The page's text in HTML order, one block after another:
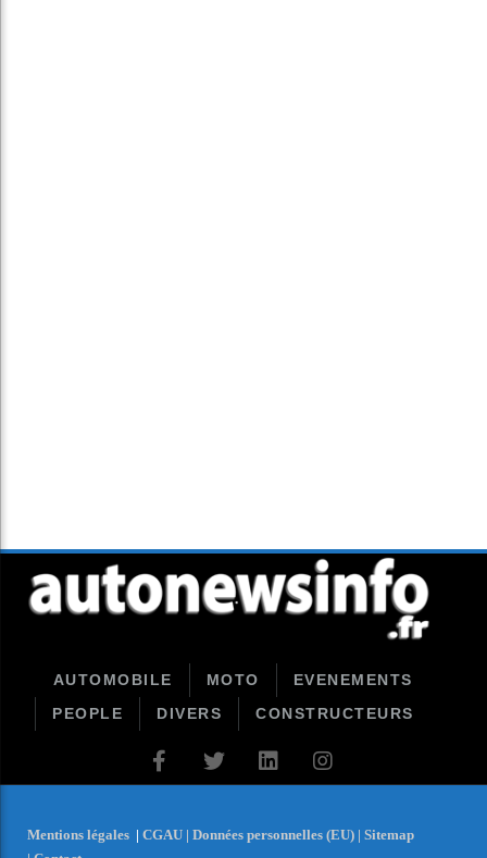
AUTOMOBILE MOTO
EVENEMENTS
PEOPLE
DIVERS CONSTRUCTEURS
Mentions légales | CGAU | Données personnelles (EU) | Sitemap